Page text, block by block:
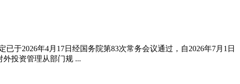
于2026年4月17日经国务院第83次常务会议通过，自2026年7月1日
投资管理从部门规 ...